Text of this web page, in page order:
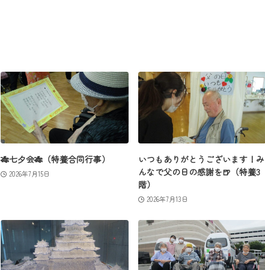
🎋七夕会🎋（特養合同行事）
2026年7月15日
いつもありがとうございます！み
んなで父の日の感謝を🍺（特養3
階）
2026年7月13日